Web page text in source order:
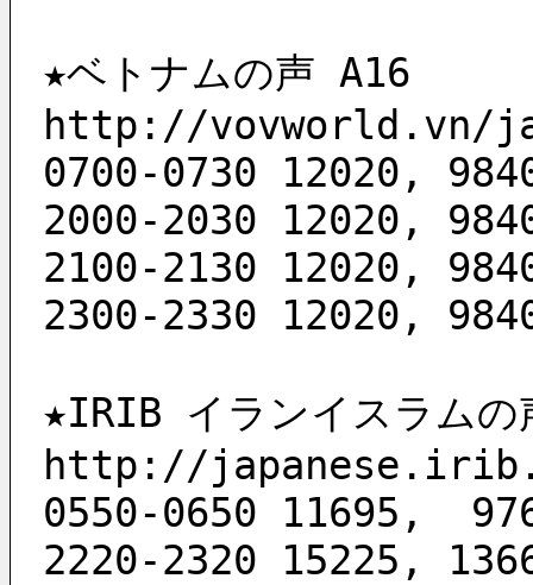
★ベトナムの声 A16
http://vovworld.vn/
0700-0730 12020,
2000-2030 12020,
2100-2130 12020,
2300-2330 12020,
★IRIB イランイスラムの
http://
0550-0650 11695,
2220-2320 15225,